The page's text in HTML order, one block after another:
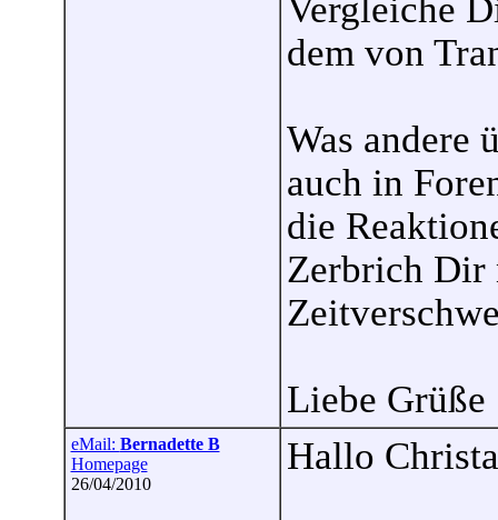
Vergleiche
dem von
Was andere
auch in
die
Zerbrich Dir
Liebe Grüße
eMail: Bernadette B
Homepage
26/04/2010
Hallo